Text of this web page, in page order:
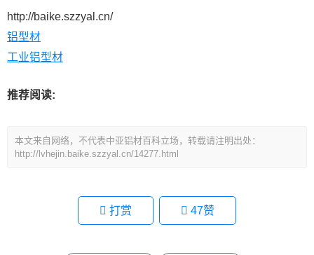
http://baike.szzyal.cn/
铝型材
工业铝型材
推荐阅读:
本文来自网络，不代表中亚铝材百科立场，转载请注明出处：
http://lvhejin.baike.szzyal.cn/14277.html
打赏 47赞